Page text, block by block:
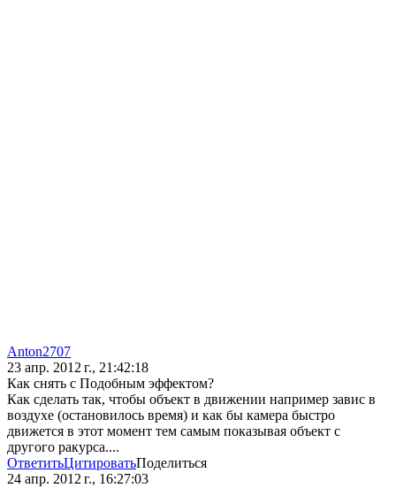
Anton2707
23 апр. 2012 г., 21:42:18
Как снять с Подобным эффектом?
Как сделать так, чтобы объект в движении например завис в
воздухе (остановилось время) и как бы камера быстро
движется в этот момент тем самым показывая объект с
другого ракурса....
ОтветитьЦитироватьПоделиться
24 апр. 2012 г., 16:27:03